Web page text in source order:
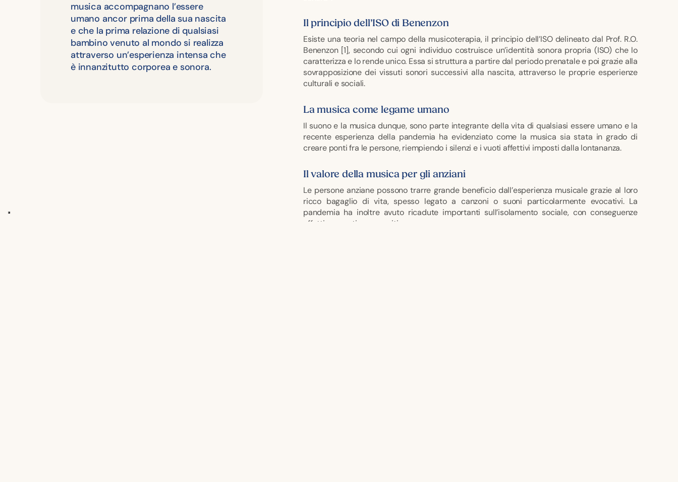
musica accompagnano l’essere
umano ancor prima della sua nascita
e che la prima relazione di qualsiasi
bambino venuto al mondo si realizza
attraverso un’esperienza intensa che
è innanzitutto corporea e sonora.
Il principio dell’ISO di Benenzon
Esiste una teoria nel campo della musicoterapia, il principio dell’ISO delineato dal Prof. R.O.
Benenzon [1], secondo cui ogni individuo costruisce un’identità sonora propria (ISO) che lo
caratterizza e lo rende unico. Essa si struttura a partire dal periodo prenatale e poi grazie alla
sovrapposizione dei vissuti sonori successivi alla nascita, attraverso le proprie esperienze
culturali e sociali.
La musica come legame umano
Il suono e la musica dunque, sono parte integrante della vita di qualsiasi essere umano e la
recente esperienza della pandemia ha evidenziato come la musica sia stata in grado di
creare ponti fra le persone, riempiendo i silenzi e i vuoti affettivi imposti dalla lontananza.
Il valore della musica per gli anziani
Le persone anziane possono trarre grande beneficio dall’esperienza musicale grazie al loro
ricco bagaglio di vita, spesso legato a canzoni o suoni particolarmente evocativi. La
pandemia ha inoltre avuto ricadute importanti sull’isolamento sociale, con conseguenze
affettive, emotive e cognitive.